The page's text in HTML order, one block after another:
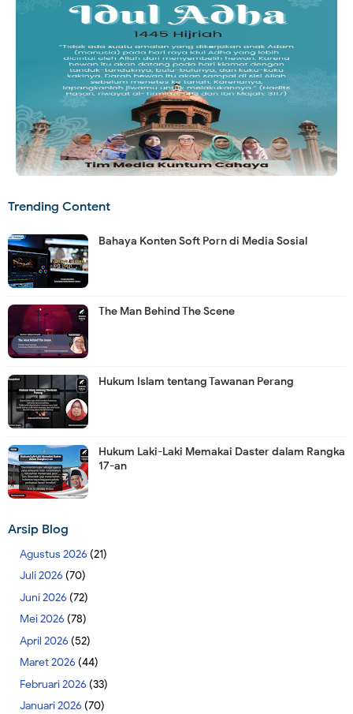
Trending Content
Bahaya Konten Soft Porn di Media Sosial
The Man Behind The Scene
Hukum Islam tentang Tawanan Perang
Hukum Laki-Laki Memakai Daster dalam Rangka
17-an
Arsip Blog
Agustus 2026 (21)
Juli 2026 (70)
Juni 2026 (72)
Mei 2026 (78)
April 2026 (52)
Maret 2026 (44)
Februari 2026 (33)
Januari 2026 (70)